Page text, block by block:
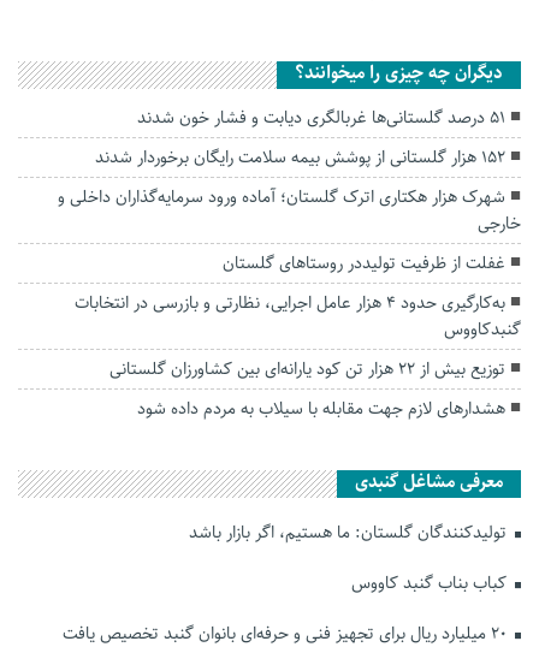
دیگران چه چیزی را میخوانند؟
۵۱ درصد گلستانی‌ها غربالگری دیابت و فشار خون شدند
۱۵۲ هزار گلستانی از پوشش بیمه سلامت رایگان برخوردار شدند
شهرک هزار هکتاری اترک گلستان؛ آماده ورود سرمایه‌گذاران داخلی و
خارجی
غفلت از ظرفیت تولیددر روستاهای گلستان
به‌کارگیری حدود ۴ هزار عامل اجرایی، نظارتی و بازرسی در انتخابات
گنبدکاووس
توزیع بیش از ۲۲ هزار تن کود یارانه‌ای بین کشاورزان گلستانی
هشدارهای لازم جهت مقابله با سیلاب به مردم داده شود
معرفی مشاغل گنبدی
تولیدکنندگان گلستان: ما هستیم، اگر بازار باشد
کباب بناب گنبد کاووس